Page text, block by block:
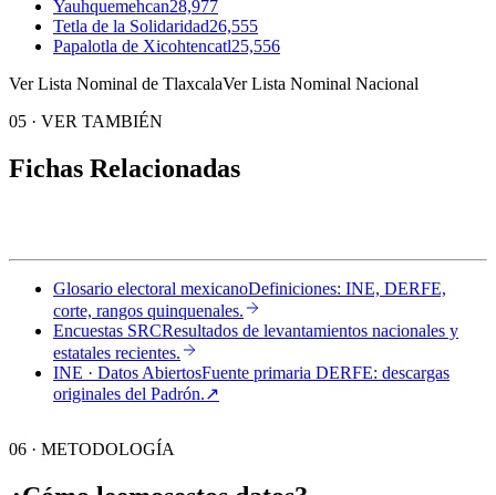
Yauhquemehcan28,977
Tetla de la Solidaridad26,555
Papalotla de Xicohtencatl25,556
Ver Lista Nominal de TlaxcalaVer Lista Nominal Nacional
05 · VER TAMBIÉN
Fichas Relacionadas
Glosario electoral mexicanoDefiniciones: INE, DERFE,
corte, rangos quinquenales.
Encuestas SRCResultados de levantamientos nacionales y
estatales recientes.
INE · Datos AbiertosFuente primaria DERFE: descargas
originales del Padrón.↗︎
06 · METODOLOGÍA